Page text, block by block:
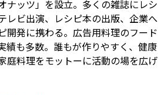
ナッツ」を設立。多くの雑誌にレシ
レビ出演、レシピ本の出版、企業へ
開発に携わる。広告用料理のフード
績も多数。誰もが作りやすく、健康
庭料理をモットーに活動の場を広げ